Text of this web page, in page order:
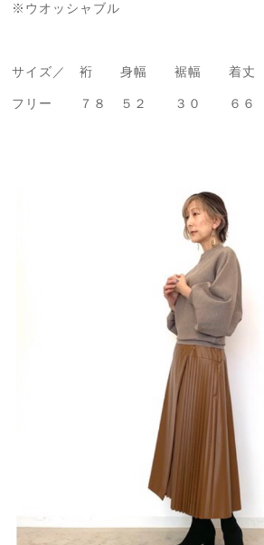
※ウオッシャブル
サイズ／ 裄 身幅 裾幅 着丈
フリー ７８ ５２ ３０ ６６